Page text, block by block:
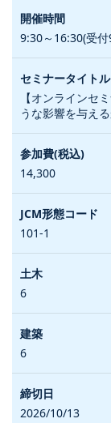
9:30～16:30(受
【オンラインセ
うな影響を与え
14,300
101-1
6
6
2026/10/13